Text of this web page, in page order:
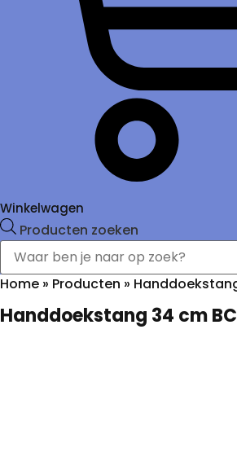
Winkelwagen
Producten zoeken
Home » Producten »
Handdoekstang 34 cm